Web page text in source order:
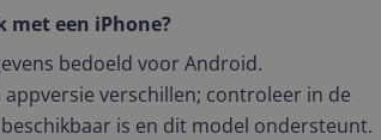
met een iPhone?
bedoeld voor Android.
verschillen; controleer in de
is en dit model ondersteunt.